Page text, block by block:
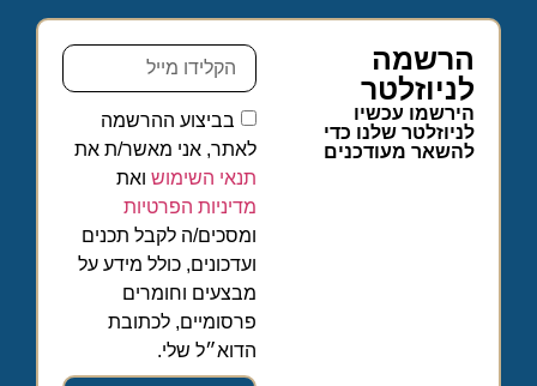
הרשמה
לניוזלטר
הירשמו עכשיו
לניוזלטר שלנו כדי
להשאר מעודכנים
בביצוע ההרשמה
לאתר, אני מאשר/ת את
תנאי השימוש ואת
מדיניות הפרטיות
ומסכים/ה לקבל תכנים
ועדכונים, כולל מידע על
מבצעים וחומרים
פרסומיים, לכתובת
הדוא״ל שלי.